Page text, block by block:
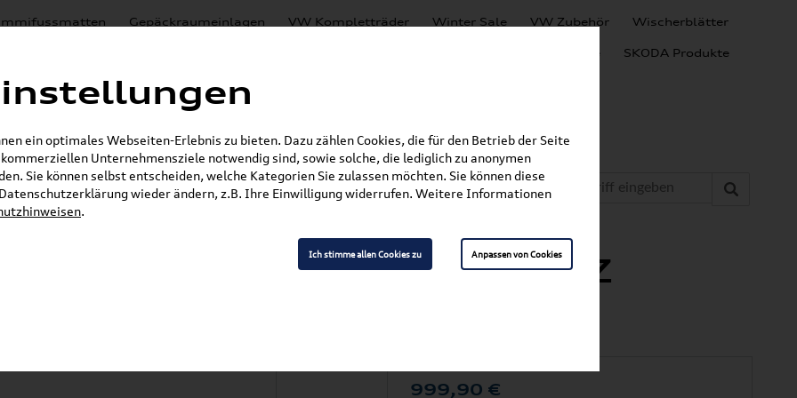
Gepäckraumeinlagen VW Kompletträder Winter Sale VW Zubehör Wischerblätter
SEAT Produkte SKODA Produkte
Lackierungen
E-Mail
»
2 Wallbox 22 kW mit 7,5 m Z
999,90 €
ein optimales Webseiten-Erlebnis zu bieten. Dazu zählen Cookies, die für den Betrieb der Seite
Unternehmensziele notwendig sind, sowie solche, die lediglich zu anonymen
Sie können selbst entscheiden, welche Kategorien Sie zulassen möchten. Sie können diese
wieder ändern, z.B. Ihre Einwilligung widerrufen. Weitere Informationen
.
Ich stimme allen Cookies zu Anpassen von Cookies